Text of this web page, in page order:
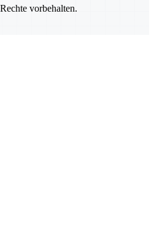
vorbehalten.